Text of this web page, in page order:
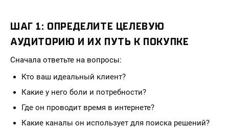
ШАГ 1: ОПРЕДЕЛИТЕ ЦЕЛЕВУЮ
АУДИТОРИЮ И ИХ ПУТЬ К ПОКУПКЕ
Сначала ответьте на вопросы:
Кто ваш идеальный клиент?
Какие у него боли и потребности?
Где он проводит время в интернете?
Какие каналы он использует для поиска решений?